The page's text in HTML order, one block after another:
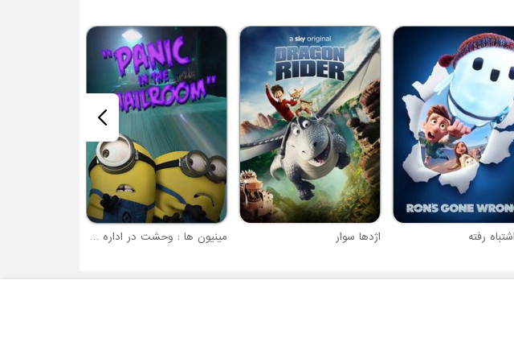
رفته اژدها سوار مینیون ها : وحشت در اداره پست